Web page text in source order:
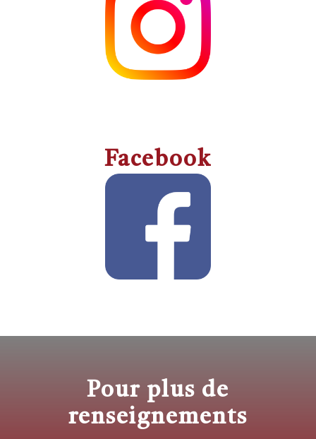
Facebook
Pour plus de
renseignements